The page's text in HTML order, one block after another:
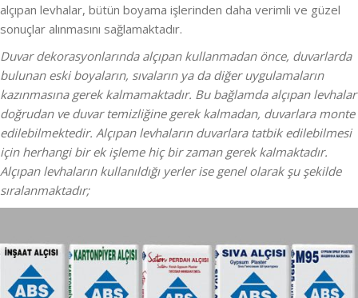
alçıpan levhalar, bütün boyama işlerinden daha verimli ve güzel
sonuçlar alınmasını sağlamaktadır.
Duvar dekorasyonlarında alçıpan kullanmadan önce, duvarlarda
bulunan eski boyaların, sıvaların ya da diğer uygulamaların
kazınmasına gerek kalmamaktadır. Bu bağlamda alçıpan levhalar
doğrudan ve duvar temizliğine gerek kalmadan, duvarlara monte
edilebilmektedir. Alçıpan levhaların duvarlara tatbik edilebilmesi
için herhangi bir ek işleme hiç bir zaman gerek kalmaktadır.
Alçıpan levhaların kullanıldığı yerler ise genel olarak şu şekilde
sıralanmaktadır;